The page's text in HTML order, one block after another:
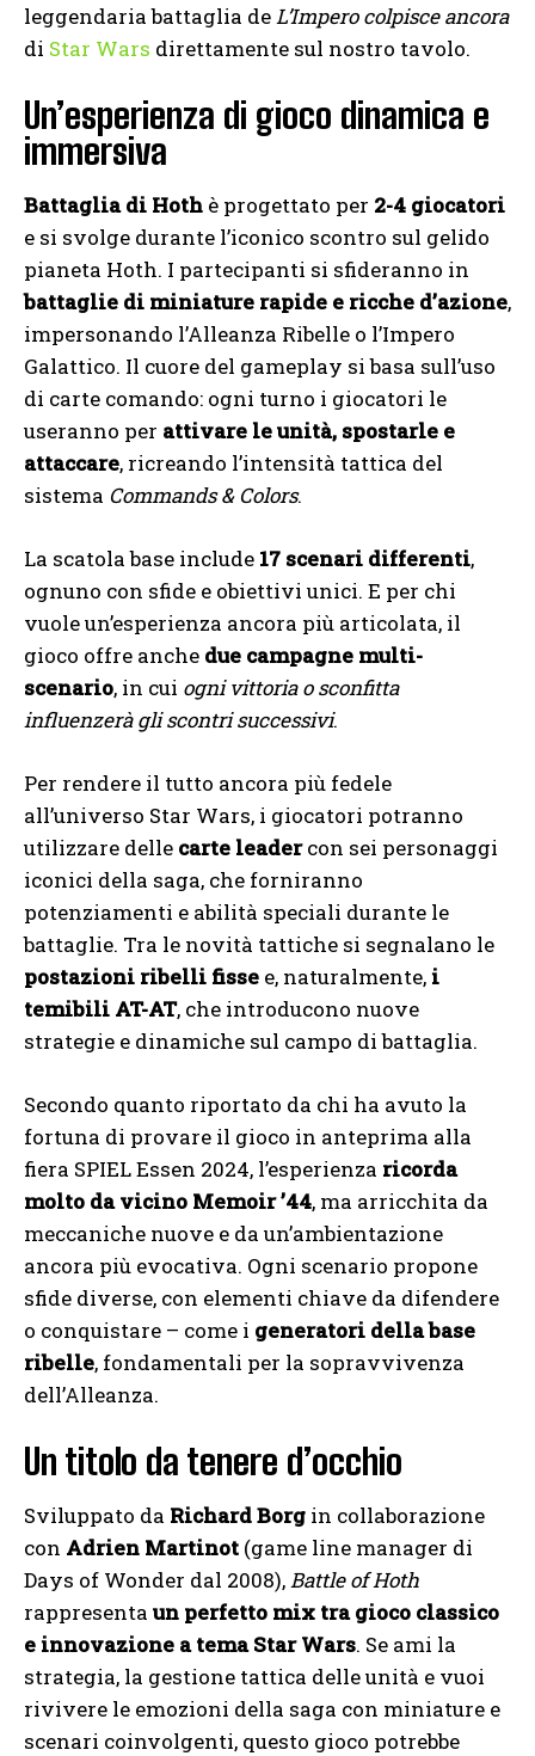
leggendaria battaglia deL’Impero colpisce ancora
di Star Wars direttamente sul nostro tavolo.
Un’esperienza di gioco dinamica e
immersiva
Battaglia di Hoth è progettato per 2-4 giocatori
e si svolge durante l’iconico scontro sul gelido
pianeta Hoth. I partecipanti si sfideranno in
battaglie di miniature rapide e ricche d’azione,
impersonando l’Alleanza Ribelle o l’Impero
Galattico. Il cuore del gameplay si basa sull’uso
di carte comando: ogni turno i giocatori le
useranno per attivare le unità, spostarle e
attaccare, ricreando l’intensità tattica del
sistema Commands & Colors.
La scatola base include 17 scenari differenti,
ognuno con sfide e obiettivi unici. E per chi
vuole un’esperienza ancora più articolata, il
gioco offre anche due campagne multi-
scenario, in cui ogni vittoria o sconfitta
influenzerà gli scontri successivi.
Per rendere il tutto ancora più fedele
all’universo Star Wars, i giocatori potranno
utilizzare delle carte leadercon sei personaggi
iconici della saga, che forniranno
potenziamenti e abilità speciali durante le
battaglie. Tra le novità tattiche si segnalano le
postazioni ribelli fisse e, naturalmente, i
temibili AT-AT, che introducono nuove
strategie e dinamiche sul campo di battaglia.
Secondo quanto riportato da chi ha avuto la
fortuna di provare il gioco in anteprima alla
fiera SPIEL Essen 2024, l’esperienza ricorda
molto da vicino Memoir ’44, ma arricchita da
meccaniche nuove e da un’ambientazione
ancora più evocativa. Ogni scenario propone
sfide diverse, con elementi chiave da difendere
o conquistare – come i generatori della base
ribelle, fondamentali per la sopravvivenza
dell’Alleanza.
Un titolo da tenere d’occhio
Sviluppato da Richard Borg in collaborazione
con Adrien Martinot (game line manager di
Days of Wonder dal 2008),Battle of Hoth
rappresenta un perfetto mix tra gioco classico
e innovazione a tema Star Wars. Se ami la
strategia, la gestione tattica delle unità e vuoi
rivivere le emozioni della saga con miniature e
scenari coinvolgenti, questo gioco potrebbe